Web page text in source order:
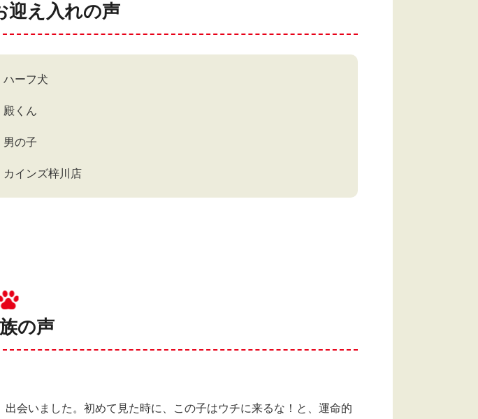
迎え入れの声
ハーフ犬
殿くん
男の子
カインズ梓川店
の声
会いました。初めて見た時に、この子はウチに来るな！と、運命的